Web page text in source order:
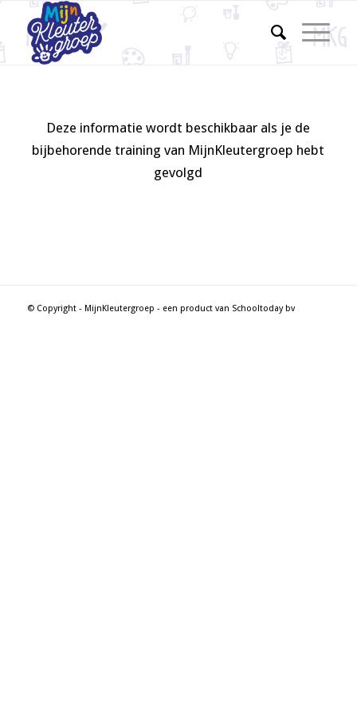
Deze informatie wordt beschikbaar als je de
bijbehorende training van MijnKleutergroep hebt
gevolgd
© Copyright - MijnKleutergroep - een product van Schooltoday bv